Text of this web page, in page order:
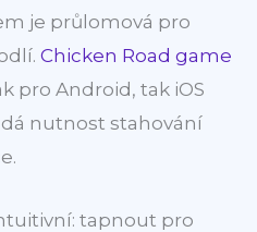
je průlomová pro
Chicken Road game
pro Android, tak iOS
nutnost stahování
tapnout pro